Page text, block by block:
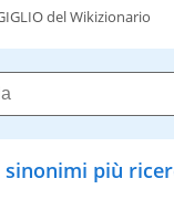
del Wikizionario
sinonimi più